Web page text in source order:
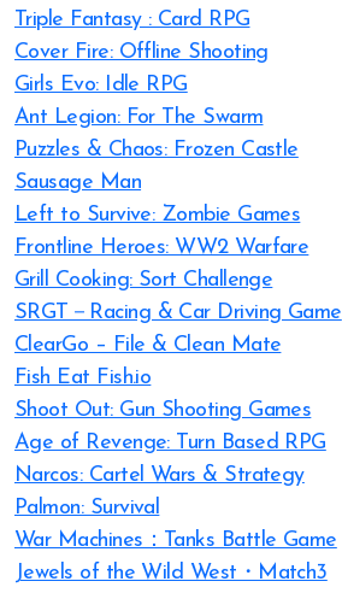
Triple Fantasy : Card RPG
Cover Fire: Offline Shooting
Girls Evo: Idle RPG
Ant Legion: For The Swarm
Puzzles & Chaos: Frozen Castle
Sausage Man
Left to Survive: Zombie Games
Frontline Heroes: WW2 Warfare
Grill Cooking: Sort Challenge
SRGT－Racing & Car Driving Game
ClearGo – File & Clean Mate
Fish Eat Fish.io
Shoot Out: Gun Shooting Games
Age of Revenge: Turn Based RPG
Narcos: Cartel Wars & Strategy
Palmon: Survival
War Machines：Tanks Battle Game
Jewels of the Wild West・Match3